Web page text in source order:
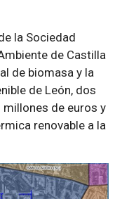
la Sociedad
de Castilla
de biomasa y la
de León, dos
de euros y
renovable a la